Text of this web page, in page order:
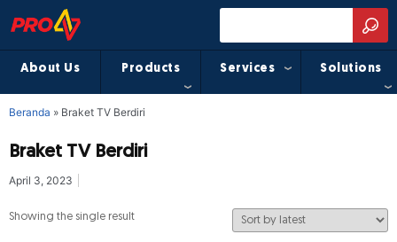
About Us Products Services Solutions
Beranda » Braket TV Berdiri
Braket TV Berdiri
April 3, 2023
Showing the single result